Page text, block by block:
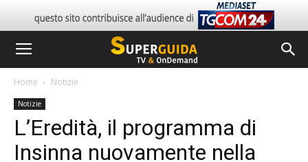
Home Notizie
Notizie
L’Eredità, il programma di
Insinna nuovamente nella